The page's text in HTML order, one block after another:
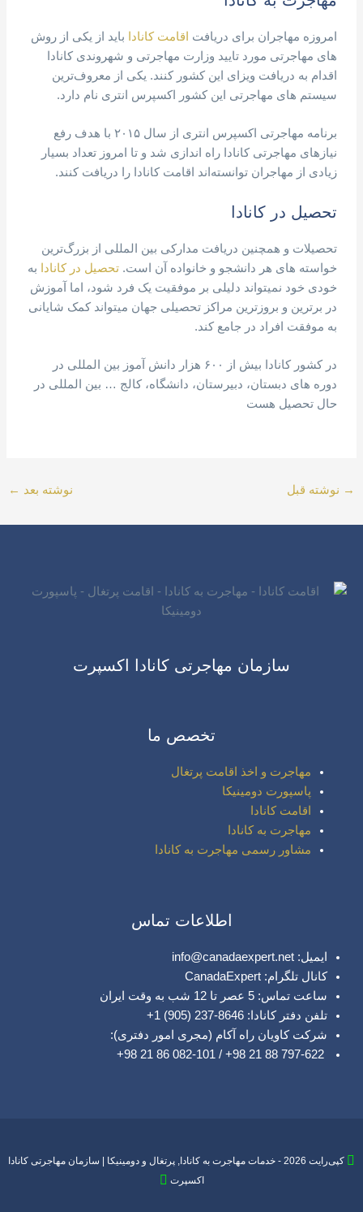
امروزه مهاجران برای دریافت اقامت کانادا
باید از یکی از روش
های مهاجرتی مورد تایید وزارت مهاجرتی و شهروندی کانادا
اقدام به دریافت ویزای این کشور کنند. یکی از معروف‌ترین
سیستم های مهاجرتی این کشور اکسپرس انتری نام دارد.
برنامه مهاجرتی اکسپرس انتری از سال ۲۰۱۵ با هدف رفع
نیازهای مهاجرتی کانادا راه اندازی شد و تا امروز تعداد بسیار
زیادی از مهاجران توانسته‌اند اقامت کانادا را دریافت کنند.
تحصیل در کانادا
تحصیلات و همچنین دریافت مدارکی بین المللی از بزرگ‌ترین
خواسته های هر دانشجو و خانواده آن است.تحصیل در کانادا به
خودی خود نمیتواند دلیلی بر موفقیت یک فرد شود، اما آموزش
در برترین و بروزترین مراکز تحصیلی جهان میتواند کمک شایانی
به موفقت افراد در جامع کند.
در کشور کانادا بیش از ۶۰۰ هزار دانش آموز بین المللی در
دوره های دبستان، دبیرستان، دانشگاه، کالج … بین المللی در
حال تحصیل هست
→ نوشته قبل نوشته بعد ←
سازمان مهاجرتی کانادا اکسپرت
تخصص ما
مهاجرت و اخذ اقامت پرتغال
پاسپورت دومینیکا
اقامت کانادا
مهاجرت به کانادا
مشاور رسمی مهاجرت به کانادا
اطلاعات تماس
ایمیل: info@canadaexpert.net
کانال تلگرام: CanadaExpert
ساعت تماس: 5 عصر تا 12 شب به وقت ایران
تلفن دفتر کانادا: 8646-237 (905) 1+
شرکت کاویان راه آکام (مجری امور دفتری):
کپی‌رایت 2026 - خدمات مهاجرت به کانادا, پرتغال و دومینیکا | سازمان مهاجرتی کانادا
اکسپرت